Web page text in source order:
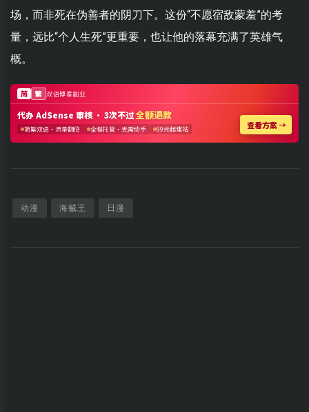
场，而非死在伪善者的阴刀下。这份“不愿宿敌蒙羞”的考
量，远比“个人生死”更重要，也让他的落幕充满了英雄气
概。
动漫 海贼王 日漫